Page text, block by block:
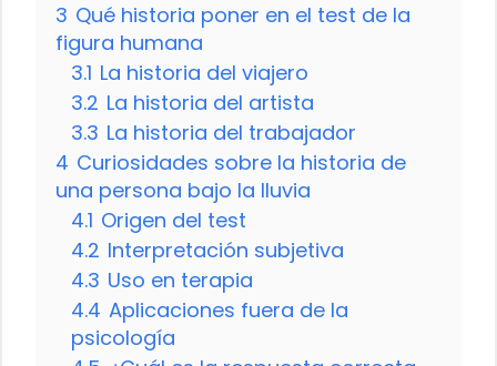
3 Qué historia poner en el test de la
figura humana
3.1 La historia del viajero
3.2 La historia del artista
3.3 La historia del trabajador
4 Curiosidades sobre la historia de
una persona bajo la lluvia
4.1 Origen del test
4.2 Interpretación subjetiva
4.3 Uso en terapia
4.4 Aplicaciones fuera de la
psicología